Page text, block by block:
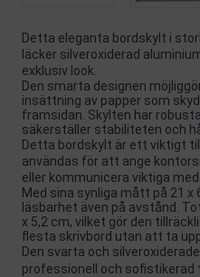
Detta eleganta bordskylt i
läcker silveroxiderad
exklusiv look.
Den smarta designen
insättning av papper som
framsidan. Skylten har
säkerställer stabiliteten och
Detta bordskylt är ett viktigt
användas för att ange
eller kommunicera viktiga
Med sina synliga mått på 21 x
läsbarhet även på avstånd.
x 5,2 cm, vilket gör den
flesta skrivbord utan att ta
Den svarta och
professionell och